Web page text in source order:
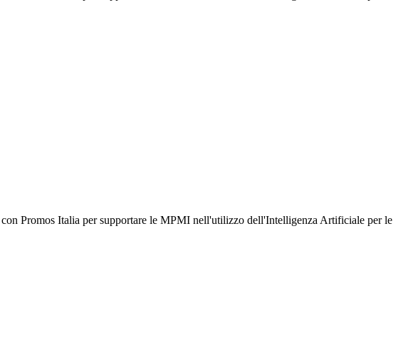
Promos Italia per supportare le MPMI nell'utilizzo dell'Intelligenza Artificiale per le